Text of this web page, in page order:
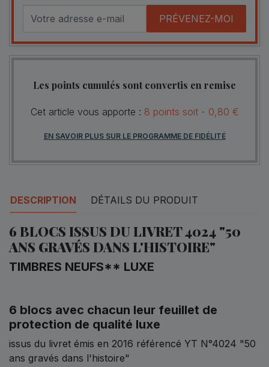
PRÉVENEZ-MOI
Les points cumulés sont convertis en remise
Cet article vous apporte : 8 points soit - 0,80 €
EN SAVOIR PLUS SUR LE PROGRAMME DE FIDÉLITÉ
DESCRIPTION DÉTAILS DU PRODUIT
6 BLOCS ISSUS DU LIVRET 4024 "50
ANS GRAVÉS DANS L'HISTOIRE"
TIMBRES NEUFS** LUXE
6 blocs avec chacun leur feuillet de
protection de qualité luxe
issus du livret émis en 2016 référencé YT N°4024 "50
ans gravés dans l'histoire"